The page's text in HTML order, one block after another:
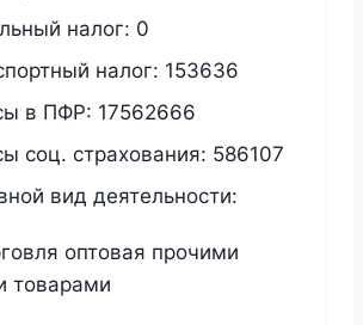
налог: 0
налог: 153636
в ПФР: 17562666
соц. страхования: 586107
вид деятельности:
оптовая прочими
товарами